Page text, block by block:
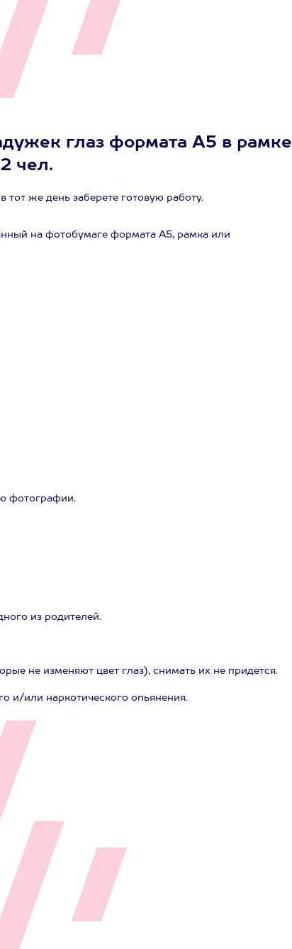
глаз формата А5 в рамке
чел.
же день заберете готовую работу.
на фотобумаге формата А5, рамка или
фотографии.
из родителей.
не изменяют цвет глаз), снимать их не придется.
и/или наркотического опьянения.